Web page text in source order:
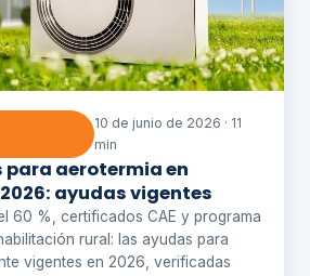
10 de junio de 2026 · 11
min
para aerotermia en
ayudas vigentes
60 %, certificados CAE y programa
rural: las ayudas para
vigentes en 2026, verificadas